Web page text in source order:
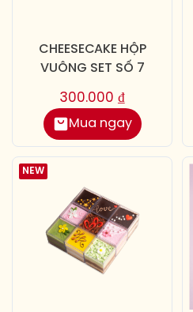
CHEESECAKE HỘP
VUÔNG SET SỐ 7
Mua ngay
300.000 ₫
NEW